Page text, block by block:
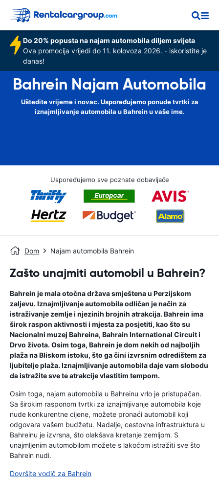
Do 20% popusta na najam automobila diljem svijeta
Ova promocija vrijedi do 11. kolovoza 2026. - iskoristite je
danas!
Bahrein Najam Automobila
Uštedite vrijeme i novac. Uspoređujemo ponude tvrtki za
iznajmljivanje automobila u Bahrein u vaše ime.
Uspoređujemo sve poznate dobavljače
Dom Najam automobila Bahrein
Zašto unajmiti automobil u Bahrein?
Bahrein je mala otočna država smještena u Perzijskom
zaljevu. Iznajmljivanje automobila odličan je način za
istraživanje zemlje i njezinih brojnih atrakcija. Bahrein ima
širok raspon aktivnosti i mjesta za posjetiti, kao što su
Nacionalni muzej Bahreina, Bahrain International Circuit i
Drvo života. Osim toga, Bahrein je dom nekih od najboljih
plaža na Bliskom istoku, što ga čini izvrsnim odredištem za
ljubitelje plaža. Iznajmljivanje automobila daje vam slobodu
da istražite sve te atrakcije vlastitim tempom.
Osim toga, najam automobila u Bahreinu vrlo je pristupačan.
Sa širokim rasponom tvrtki za iznajmljivanje automobila koje
nude konkurentne cijene, možete pronaći automobil koji
odgovara vašem budžetu. Nadalje, cestovna infrastruktura u
Bahreinu je izvrsna, što olakšava kretanje zemljom. S
unajmljenim automobilom možete s lakoćom istražiti sve što
Bahrein nudi.
Dovršite vodič za Bahrein